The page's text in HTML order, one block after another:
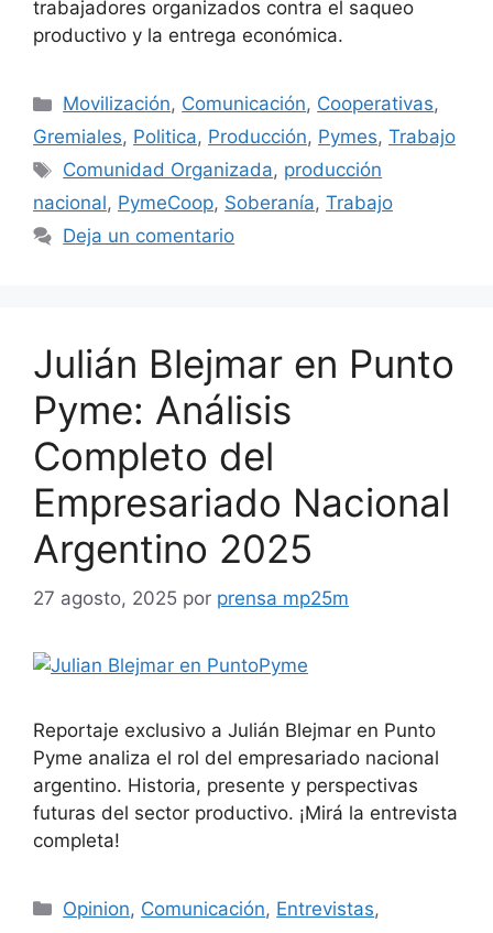
trabajadores organizados contra el saqueo
productivo y la entrega económica.
Movilización, Comunicación, Cooperativas,
Gremiales, Politica, Producción, Pymes, Trabajo
Comunidad Organizada, producción
nacional, PymeCoop, Soberanía, Trabajo
Deja un comentario
Julián Blejmar en Punto
Pyme: Análisis
Completo del
Empresariado Nacional
Argentino 2025
27 agosto, 2025 por prensa mp25m
Reportaje exclusivo a Julián Blejmar en Punto
Pyme analiza el rol del empresariado nacional
argentino. Historia, presente y perspectivas
futuras del sector productivo. ¡Mirá la entrevista
completa!
Opinion, Comunicación, Entrevistas,